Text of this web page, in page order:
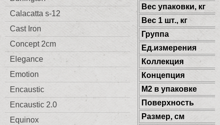
Calacatta s-12
Cast Iron
Concept 2cm
Elegance
Emotion
Encaustic
Encaustic 2.0
Equinox
Веc упаковки, кг
Вес 1 шт., кг
Группа
Ед.измерения
Коллекция
Концепция
М2 в упаковке
Поверхность
Размер, см